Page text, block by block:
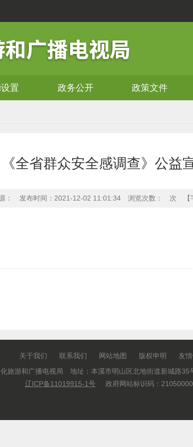
置 政务公开 政策文件
《全省群众安全感调查》公益
： 发布时间：2021-12-02 11:01:34 浏览次数： 次
关于我们 联系我们 网站地图 版权申明
友
化旅游和广播电视局 地址：本溪市明山区北地街道新城路
辽ICP备11019915-1号 政府网站标识码：